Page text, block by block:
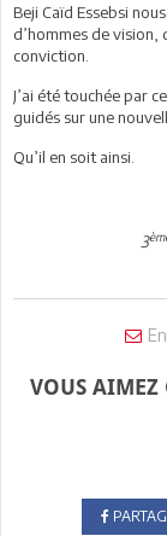
Beji Caïd Essebsi
d’hommes de
conviction.
J’ai été touchée par
guidés sur une
Qu’il en soit ainsi.
3
VOUS AIMEZ